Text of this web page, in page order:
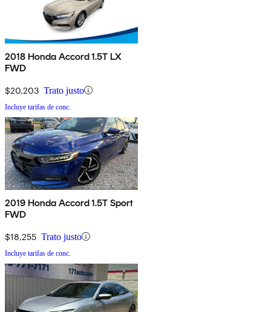
2018 Honda Accord 1.5T LX
FWD
$20,203 Trato justo
Incluye tarifas de conc.
2019 Honda Accord 1.5T Sport
FWD
$18,255 Trato justo
Incluye tarifas de conc.